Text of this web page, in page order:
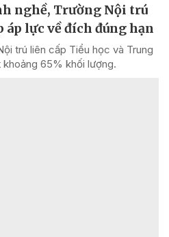
nghề, Trường Nội trú
áp lực về đích đúng hạn
trú liên cấp Tiểu học và Trung
65% khối lượng.